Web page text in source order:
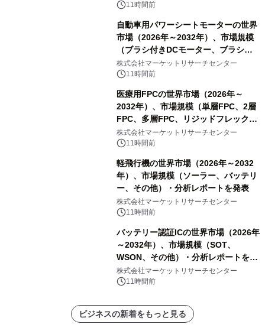
11時間前
自動車用パワーシートモーターの世界
市場（2026年～2032年）、市場規模
（ブラシ付きDCモーター、ブラシレ
スDCモーター）・分析レポートを発
表
株式会社マーケットリサーチセンター
11時間前
医療用FPCの世界市場（2026年～
2032年）、市場規模（単層FPC、2層
FPC、多層FPC、リジッドフレックス
PCB）・分析レポートを発表
株式会社マーケットリサーチセンター
11時間前
軽飛行機の世界市場（2026年～2032
年）、市場規模（ソーラー、バッテリ
ー、その他）・分析レポートを発表
株式会社マーケットリサーチセンター
11時間前
バッテリー認証ICの世界市場（2026年
～2032年）、市場規模（SOT、
WSON、その他）・分析レポートを発
表
株式会社マーケットリサーチセンター
11時間前
ビジネスの新着をもっと見る